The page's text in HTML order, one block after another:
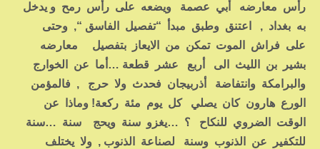
رأس معارضه أبي عصمة ويضعه على رأس رمح و يدخل
به بغداد , اعتنق وطبق مبدأ “تفصيل الفاسق “, وحتى
على فراش الموت تمكن من الايعاز بتفصيل معارضه
بشير بن الليث الى أربع عشر قطعة …أما عن الخوارج
والبرامكة وانتفاضة أذربيجان فحدث ولا حرج , فالمؤمن
الورع هارون كان يصلي كل يوم مئة ركعة! وماذا عن
الوقت الضروي للنكاح ؟ …يغزو سنة ويحج سنة …سنة
للتكفير عن الذنوب وسنة لصناعة الذنوب , ولا يختلف